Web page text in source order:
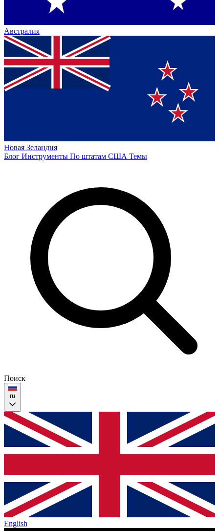
Австралия
Новая Зеландия
Блог Инструменты По штатам США Темы
Поиск
ru
English